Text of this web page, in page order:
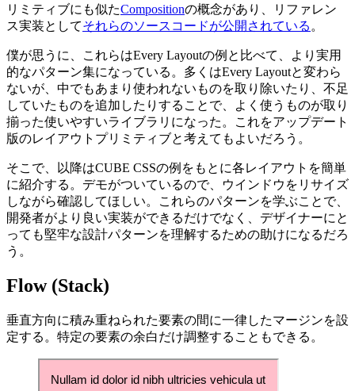
リミティブにも似たCompositionの概念があり、リファレン
ス実装としてそれらのソースコードが公開されている 。
僕が思うに、これらはEvery Layoutの例と比べて、より実用
的なパターン集になっている。多くはEvery Layoutと変わら
ないが、中でもあまり使われないものを取り除いたり、不足
していたものを追加したりすることで、よく使うものが取り
揃った使いやすいライブラリになった。これをアップデート
版のレイアウトプリミティブと考えてもよいだろう。
そこで、以降はCUBE CSSの例をもとに各レイアウトを簡単
に紹介する。デモがついているので、ウインドウをリサイズ
しながら確認してほしい。これらのパターンを学ぶことで、
開発者がより良い実装ができるだけでなく、デザイナーにと
っても堅牢な設計パターンを理解するための助けになるだろ
う。
Flow (Stack)
垂直方向に積み重ねられた要素の間に一律したマージンを設
定する。特定の要素の余白だけ調整することもできる。